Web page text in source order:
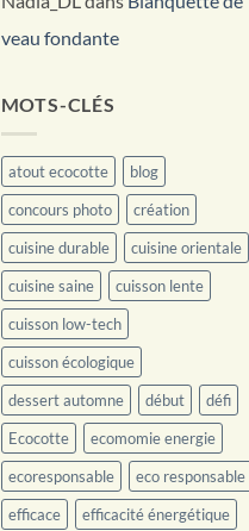
veau fondante
MOTS-CLÉS
atout ecocotte
blog
concours photo
création
cuisine durable
cuisine orientale
cuisine saine
cuisson lente
cuisson low-tech
cuisson écologique
dessert automne
début
défi
Ecocotte
ecomomie energie
ecoresponsable
eco responsable
efficace
efficacité énergétique